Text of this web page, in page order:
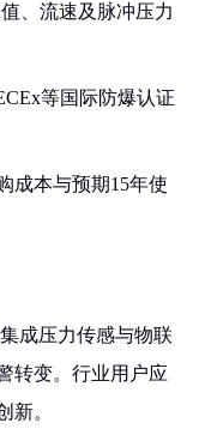
、流速及脉冲压力
等国际防爆认证
成本与预期15年使
成压力传感与物联
转变。行业用户应
新。